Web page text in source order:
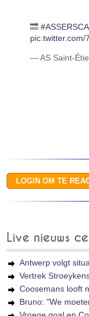
🔜#ASSERSCA
pic.twitter.com/
— AS Saint-
Live nieuws
Antwerp volgt
Vertrek
Coosemans looft
Bruno: "We